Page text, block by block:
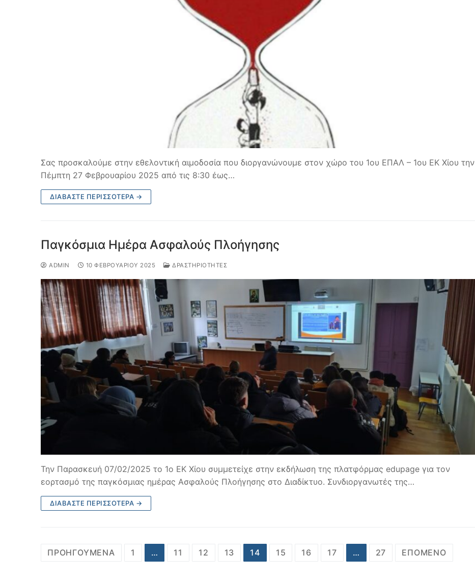
Σας προσκαλούμε στην εθελοντική αιμοδοσία που διοργανώνουμε στον χώρο του 1ου ΕΠΑΛ – 1ου ΕΚ Χίου την
Πέμπτη 27 Φεβρουαρίου 2025 από τις 8:30 έως…
ΔΙΑΒΆΣΤΕ ΠΕΡΙΣΣΌΤΕΡΑ →
Παγκόσμια Ημέρα Ασφαλούς Πλοήγησης
ADMIN 10 ΦΕΒΡΟΥΑΡΊΟΥ 2025 ΔΡΑΣΤΗΡΙΌΤΗΤΕΣ
Την Παρασκευή 07/02/2025 το 1ο ΕΚ Χίου συμμετείχε στην εκδήλωση της πλατφόρμας edupage για τον
εορτασμό της παγκόσμιας ημέρας Ασφαλούς Πλοήγησης στο Διαδίκτυο. Συνδιοργανωτές της…
ΔΙΑΒΆΣΤΕ ΠΕΡΙΣΣΌΤΕΡΑ →
Σελιδοποίηση
ΠΡΟΗΓΟΎΜΕΝΑ 1 … 11 12 13 14 15 16 17 … 27 ΕΠΌΜΕΝΟ